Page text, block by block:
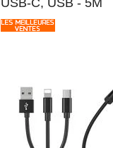
USB-C, USB - 5M